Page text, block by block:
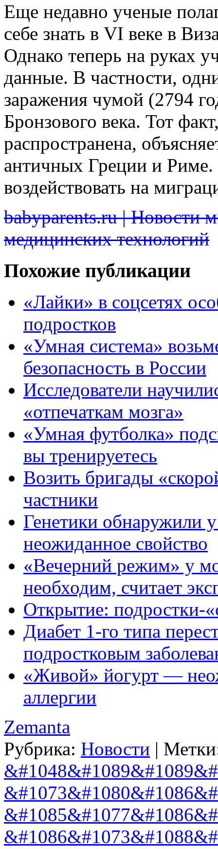
Еще недавно ученые
себе знать в VI веке в
Однако теперь на руках
данные. В частности,
заражения чумой (2794
Бронзового века. Тот
распространена,
античных Греции и
воздействовать на
babyparents.ru | Новости
медицинских технологий
Похожие публикации
«Лайки» в соцсетях
подростков
«Умная система»
безопасность в России
Исследователи
«отпечаткам мозга»
«Умная футболка»
вы тренируетесь
Возить бригады
частники
Генетики обнаружили
неожиданное свойство
«Вечерний режим» у
необходим, считает
Открытие: подростки-
Диабет 1-го типа
подростковым
«Живой» йогурт —
аллергии
Zemanta
Рубрика: Новости |